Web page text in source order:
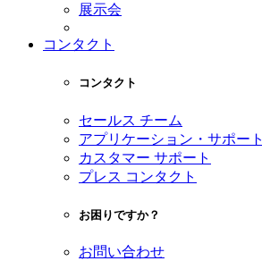
展示会
コンタクト
コンタクト
セールス チーム
アプリケーション・サポート
カスタマー サポート
プレス コンタクト
お困りですか？
お問い合わせ